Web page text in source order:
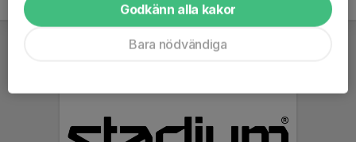
Godkänn alla kakor
Bara nödvändiga